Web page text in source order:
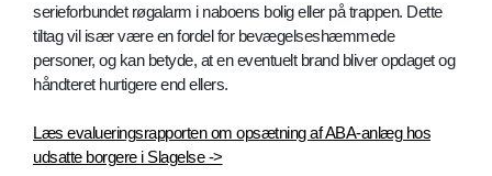
serieforbundet røgalarm i naboens bolig eller på trappen. Dette
tiltag vil især være en fordel for bevægelseshæmmede
personer, og kan betyde, at en eventuelt brand bliver opdaget og
håndteret hurtigere end ellers.
Læs evalueringsrapporten om opsætning af ABA-anlæg hos
udsatte borgere i Slagelse ->